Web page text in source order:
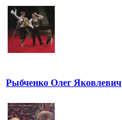
Рыбченко Олег Яковлевич